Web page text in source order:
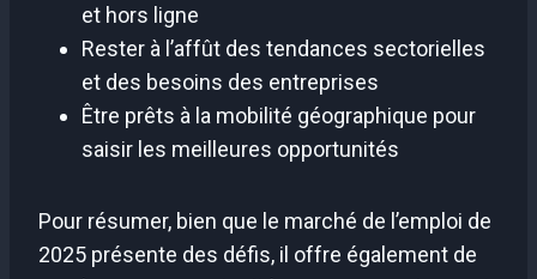
et hors ligne
Rester à l’affût des tendances sectorielles
et des besoins des entreprises
Être prêts à la mobilité géographique pour
saisir les meilleures opportunités
Pour résumer, bien que le marché de l’emploi de
2025 présente des défis, il offre également de